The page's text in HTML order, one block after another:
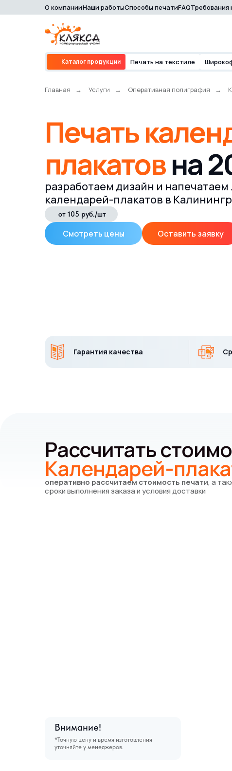
Каталог продукции О
О компанииНаши работыСпособы печатиFAQТребования
Каталог продукции Печать на текстиле
Главная → Услуги → Оперативная полиграфия →
Печать
плакатовна
разработаем дизайн и
календарей-плакатов в
от 105 руб./шт
Смотреть цены Оставить заявку
Гарантия качества
Рассчитать
Календарей-
оперативно рассчитаем стоимость печати, а
сроки выполнения заказа и условия доставки
Внимание!
*Точную цену и время изготовления
уточняйте у менеджеров.